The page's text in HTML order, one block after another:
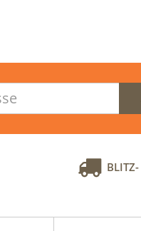
BLITZ-